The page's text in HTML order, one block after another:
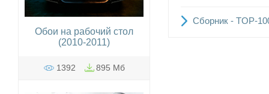
Сборник - TOP-
Обои на рабочий стол
(2010-2011)
1392 895 Мб